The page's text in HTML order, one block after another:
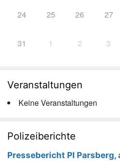
24 25 26 27
31 1 2 3
Veranstaltungen
Keine Veranstaltungen
Polizeiberichte
Pressebericht PI